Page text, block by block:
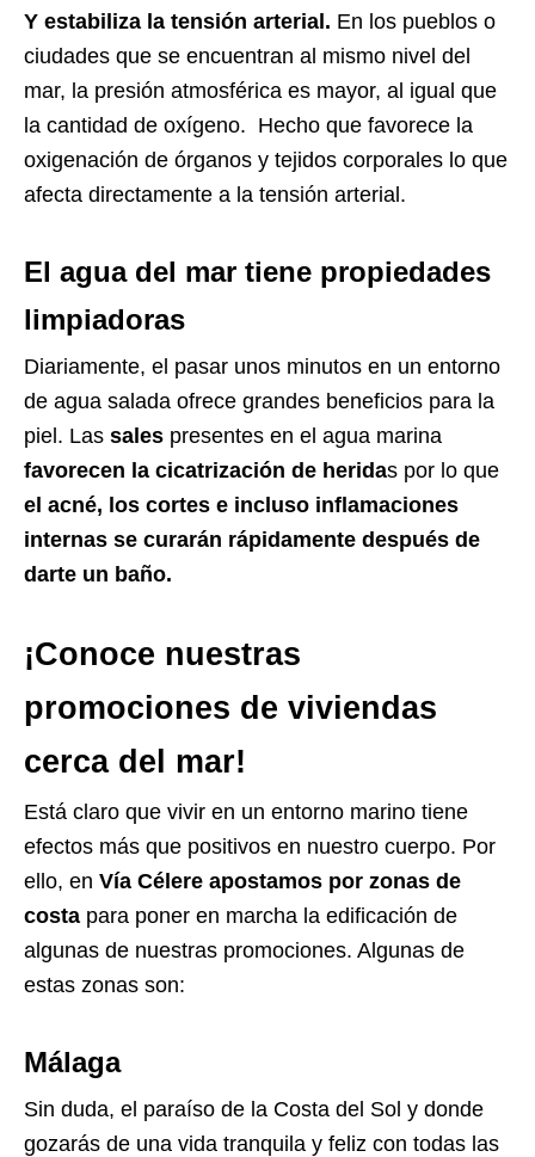
Y estabiliza la tensión arterial. En los pueblos o
ciudades que se encuentran al mismo nivel del
mar, la presión atmosférica es mayor, al igual que
la cantidad de oxígeno. Hecho que favorece la
oxigenación de órganos y tejidos corporales lo que
afecta directamente a la tensión arterial.
El agua del mar tiene propiedades
limpiadoras
Diariamente, el pasar unos minutos en un entorno
de agua salada ofrece grandes beneficios para la
piel. Las sales presentes en el agua marina
favorecen la cicatrización de heridas por lo que
el acné, los cortes e incluso inflamaciones
internas se curarán rápidamente después de
darte un baño.
¡Conoce nuestras
promociones de viviendas
cerca del mar!
Está claro que vivir en un entorno marino tiene
efectos más que positivos en nuestro cuerpo. Por
ello, en Vía Célere apostamos por zonas de
costa para poner en marcha la edificación de
algunas de nuestras promociones. Algunas de
estas zonas son:
Málaga
Sin duda, el paraíso de la Costa del Sol y donde
gozarás de una vida tranquila y feliz con todas las